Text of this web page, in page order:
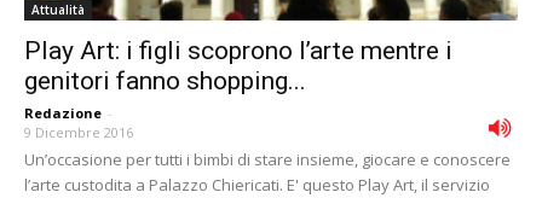
Attualità
Play Art: i figli scoprono l’arte mentre i
genitori fanno shopping...
Redazione -
9 Dicembre 2016
Un’occasione per tutti i bimbi di stare insieme, giocare e conoscere
l’arte custodita a Palazzo Chiericati. E' questo Play Art, il servizio